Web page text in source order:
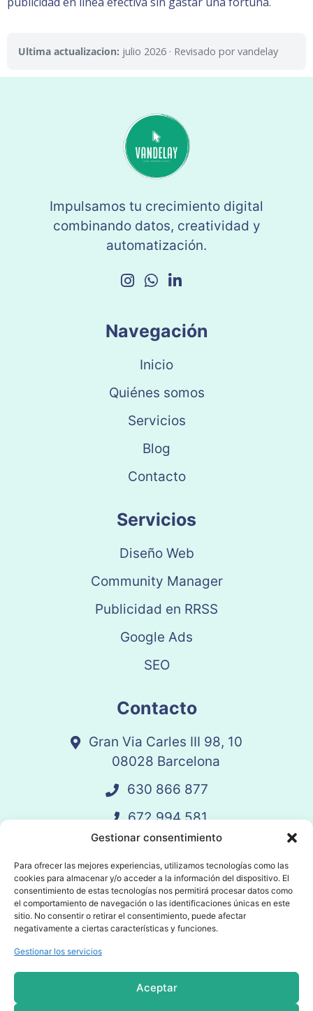
Gestionar consentimiento
Para ofrecer las mejores experiencias, utilizamos tecnologías como las
cookies para almacenar y/o acceder a la información del dispositivo. El
consentimiento de estas tecnologías nos permitirá procesar datos como
el comportamiento de navegación o las identificaciones únicas en este
sitio. No consentir o retirar el consentimiento, puede afectar
negativamente a ciertas características y funciones.
Gestionar los servicios
Aceptar
Ultima actualizacion: julio 2026 · Revisado por vandelay
Impulsamos tu crecimiento digital
combinando datos, creatividad y
automatización.
Navegación
Inicio
Quiénes somos
Servicios
Blog
Contacto
Servicios
Diseño Web
Community Manager
Publicidad en RRSS
Google Ads
SEO
Contacto
Gran Via Carles III 98, 10
08028 Barcelona
630 866 877
672 994 581
vandelay@vandelay.es
Agendar Llamada
© 2025 Vandelay. Todos los derechos
reservados.